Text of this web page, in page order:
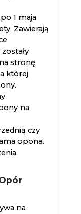
1 maja
Zawierają
stronę
której
na
czy
opona.
na